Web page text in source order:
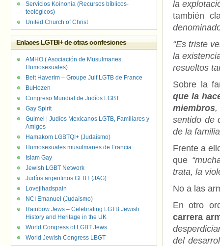
la
también
“Es triste
la
resueltos
Sobre la
que la
miembros,
sentido de
de la
Frente a
que
trata, la
No a las
En otro
carrera
del
Servicios Koinonia (Recursos bíblicos-
teológicos)
United Church of Christ
Enlaces LGTBI+ de otras confesiones
AMHO ( Asociación de Musulmanes
Homosexuales)
Beit Haverim – Groupe Juif LGTB de France
BuHozen
Congreso Mundial de Judíos LGBT
Gay Spirit
Guimel | Judíos Mexicanos LGTB, Familiares y
Amigos
Hamakom LGBTQI+ (Judaísmo)
Homosexuales musulmanes de Francia
Islam Gay
Jewish LGBT Network
Judíos argentinos GLBT (JAG)
Lovejihadspain
NCI Emanuel (Judaísmo)
Rainbow Jews – Celebrating LGTB Jewish
History and Heritage in the UK
World Congress of LGBT Jews
World Jewish Congress LBGT